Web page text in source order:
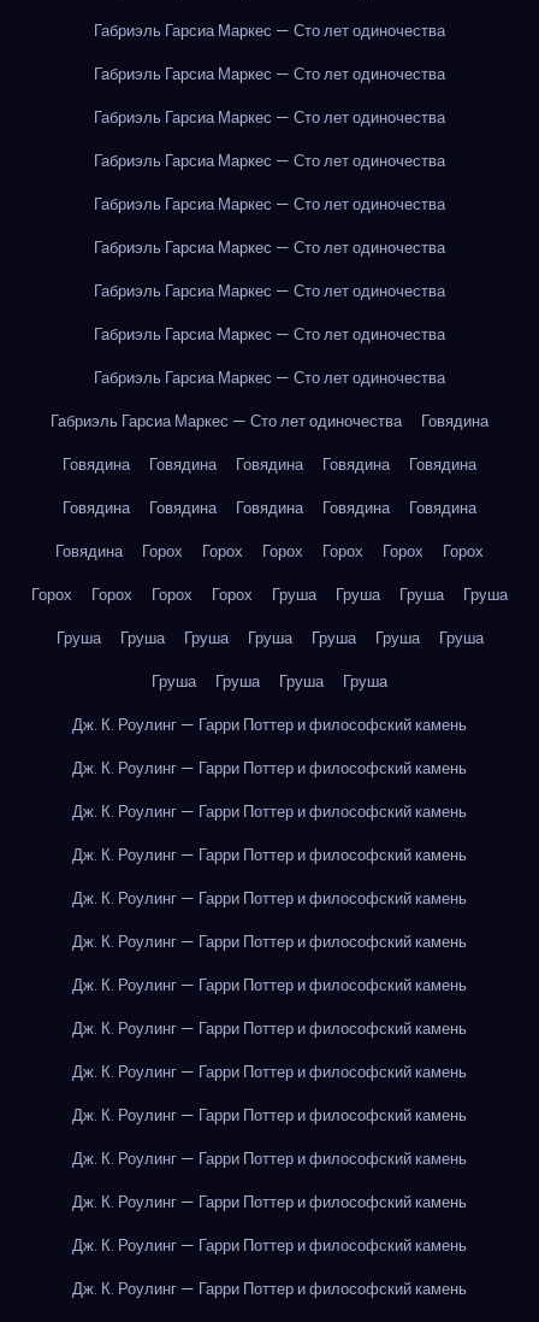
Габриэль Гарсиа Маркес — Сто лет одиночества
Габриэль Гарсиа Маркес — Сто лет одиночества
Габриэль Гарсиа Маркес — Сто лет одиночества
Габриэль Гарсиа Маркес — Сто лет одиночества
Габриэль Гарсиа Маркес — Сто лет одиночества
Габриэль Гарсиа Маркес — Сто лет одиночества
Габриэль Гарсиа Маркес — Сто лет одиночества
Габриэль Гарсиа Маркес — Сто лет одиночества
Габриэль Гарсиа Маркес — Сто лет одиночества
Габриэль Гарсиа Маркес — Сто лет одиночества
Говядина
Говядина
Говядина Говядина Говядина
Говядина
Говядина
Говядина Говядина Говядина
Говядина
Говядина
Горох Горох Горох Горох Горох
Горох
Горох
Горох Горох Горох Груша Груша Груша
Груша
Груша
Груша Груша Груша Груша Груша
Груша
Груша
Груша Груша
Груша
Дж. К. Роулинг — Гарри Поттер и философский камень
Дж. К. Роулинг — Гарри Поттер и философский камень
Дж. К. Роулинг — Гарри Поттер и философский камень
Дж. К. Роулинг — Гарри Поттер и философский камень
Дж. К. Роулинг — Гарри Поттер и философский камень
Дж. К. Роулинг — Гарри Поттер и философский камень
Дж. К. Роулинг — Гарри Поттер и философский камень
Дж. К. Роулинг — Гарри Поттер и философский камень
Дж. К. Роулинг — Гарри Поттер и философский камень
Дж. К. Роулинг — Гарри Поттер и философский камень
Дж. К. Роулинг — Гарри Поттер и философский камень
Дж. К. Роулинг — Гарри Поттер и философский камень
Дж. К. Роулинг — Гарри Поттер и философский камень
Дж. К. Роулинг — Гарри Поттер и философский камень